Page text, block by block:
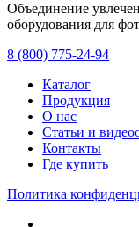
Объединение
оборудования для
8 (800) 775-24-94
Каталог
Продукция
О нас
Статьи и
Контакты
Где купить
Политика